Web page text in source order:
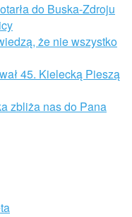
do Buska-Zdroju
że nie wszystko
45. Kielecką Pieszą
zbliża nas do Pana